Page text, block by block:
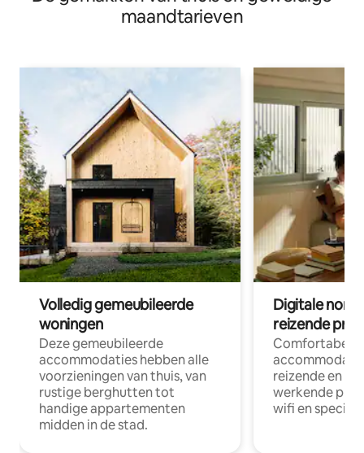
maandtarieven
Volledig gemeubileerde
woningen
Deze gemeubileerde
accommodaties hebben alle
voorzieningen van thuis, van
rustige berghutten tot
handige appartementen
midden in de stad.
Digitale
reizende
Comfortabele
reizende en
werkende
wifi en